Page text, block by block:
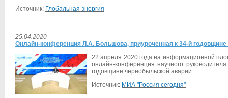
Источник: Глобальная энергия
25.04.2020
Онлайн-конференция Л.А. Большова, приуроченная к 34-й
22 апреля 2020 года на информационной
онлайн-конференция научного
годовщине чернобыльской аварии.
Источник: МИА "Россия сегодня"